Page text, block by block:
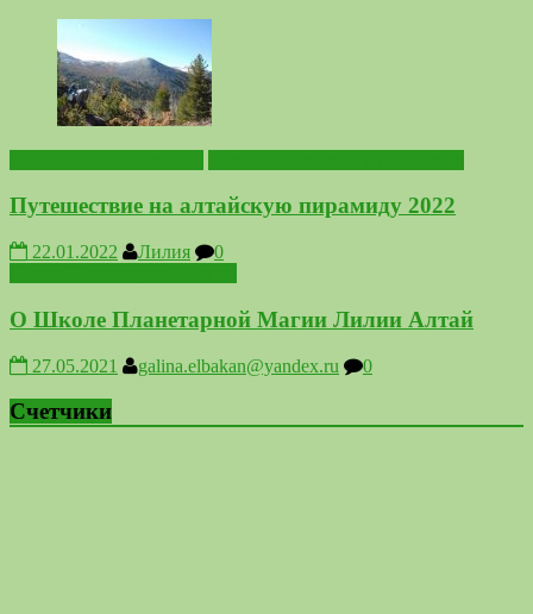
Путешествие на алтайскую пирамиду 2022
22.01.2022 Лилия
0
О Школе Планетарной Магии Лилии Алтай
27.05.2021 galina.elbakan@yandex.ru 0
Счетчики